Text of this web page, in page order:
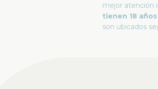
mejor atención
tienen 18
son ubicados